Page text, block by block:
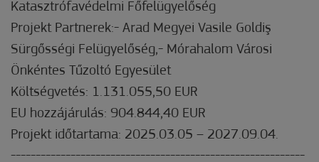
Katasztrófavédelmi Főfelügyelőség
Projekt Partnerek:- Arad Megyei Vasile Goldiş
Sürgősségi Felügyelőség,- Mórahalom Városi
Önkéntes Tűzoltó Egyesület
Költségvetés: 1.131.055,50 EUR
EU hozzájárulás: 904.844,40 EUR
Projekt időtartama: 2025.03.05 – 2027.09.04.
-----------------------------------------------------------